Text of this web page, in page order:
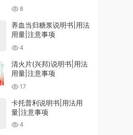
8
养血当归糖浆说明书|用法
用量|注意事项
4
清火片(兴邦)说明书|用法
用量|注意事项
17
卡托普利说明书|用法用
量|注意事项
4